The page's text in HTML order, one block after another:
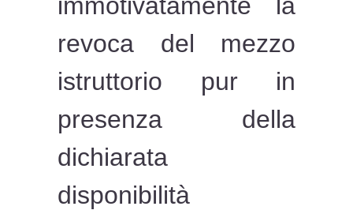
revoca del mezzo
istruttorio pur in
presenza della
dichiarata
disponibilità